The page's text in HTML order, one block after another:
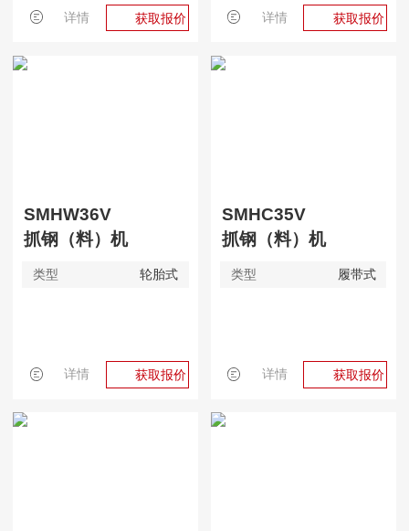
详情 获取报价 详情 获取报价
SMHW36V
抓钢（料）机
类型 轮胎式
详情 获取报价
SMHC35V
抓钢（料）机
类型 履带式
详情 获取报价